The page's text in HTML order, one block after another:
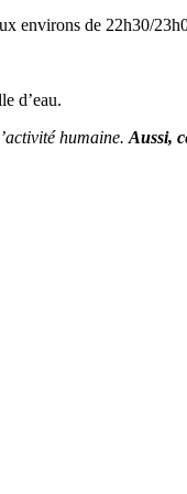
environs de 22h30/
d’eau.
humaine. Aussi,